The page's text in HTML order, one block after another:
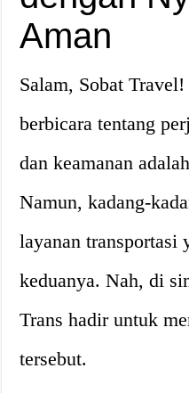
Aman
Salam, Sobat
berbicara tentang
dan keamanan
Namun, kadang-
layanan transportasi
keduanya. Nah, di
Trans hadir untuk
tersebut.